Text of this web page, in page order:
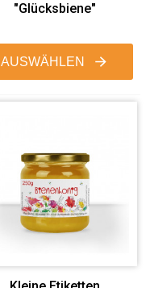
"Glücksbiene"
AUSWÄHLEN